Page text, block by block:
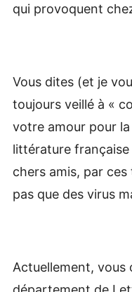
qui provoquent
Vous dites (et je
toujours veillé à «
votre amour pour
littérature
chers amis, par ces
pas que des virus
Actuellement, vous